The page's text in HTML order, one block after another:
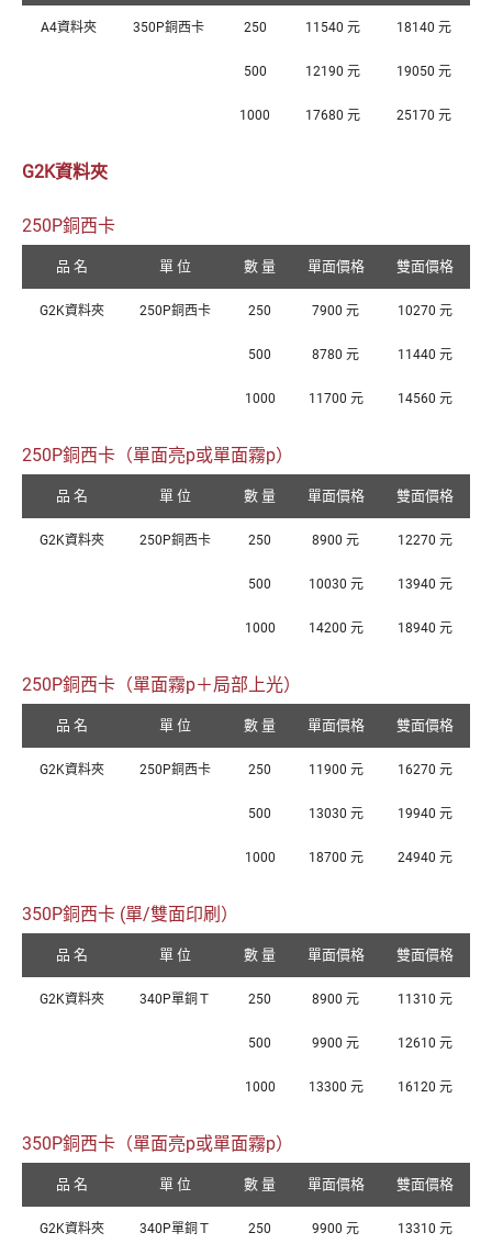
A4資料夾 350P銅西卡 250 11540 元 18140 元
500 12190 元 19050 元
1000 17680 元 25170 元
G2K資料夾
250P銅西卡
品 名 單 位 數 量 單面價格 雙面價格
G2K資料夾 250P銅西卡 250 7900 元 10270 元
500 8780 元 11440 元
1000 11700 元 14560 元
250P銅西卡（單面亮p或單面霧p）
品 名 單 位 數 量 單面價格 雙面價格
G2K資料夾 250P銅西卡 250 8900 元 12270 元
500 10030 元 13940 元
1000 14200 元 18940 元
250P銅西卡（單面霧p＋局部上光）
品 名 單 位 數 量 單面價格 雙面價格
G2K資料夾 250P銅西卡 250 11900 元 16270 元
500 13030 元 19940 元
1000 18700 元 24940 元
350P銅西卡 (單/雙面印刷）
品 名 單 位 數 量 單面價格 雙面價格
G2K資料夾 340P單銅Ｔ 250 8900 元 11310 元
500 9900 元 12610 元
1000 13300 元 16120 元
350P銅西卡（單面亮p或單面霧p）
品 名 單 位 數 量 單面價格 雙面價格
G2K資料夾 340P單銅Ｔ 250 9900 元 13310 元